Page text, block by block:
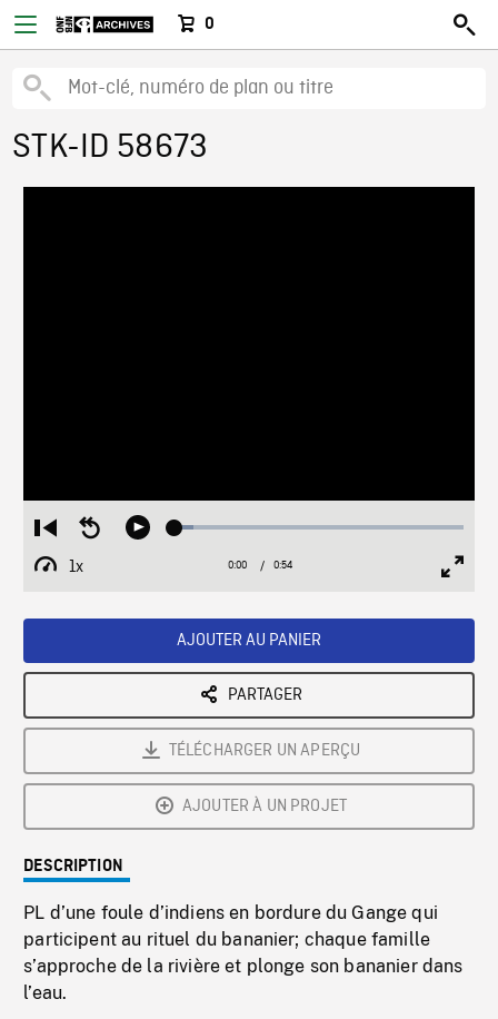
0
STK-ID 58673
Restart
from
beginning
Seek
Play Loaded:
1x
Playback
Current
0:00 / Duration
0:54
AJOUTER AU PANIER
PARTAGER
TÉLÉCHARGER UN APERÇU
AJOUTER À UN PROJET
DESCRIPTION
PL d’une foule d’indiens en bordure du Gange qui
participent au rituel du bananier; chaque famille
s’approche de la rivière et plonge son bananier dans
l’eau.